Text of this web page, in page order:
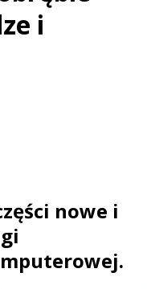
w Nashville i ucieka w
wersje silnikowe i pierwsze
i
nowe i